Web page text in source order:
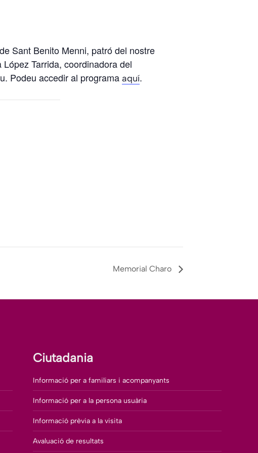
Sant Benito Menni, patró del nostre
Tarrida, coordinadora del
Podeu accedir al programa aquí.
Memorial Charo
Ciutadania
Informació per a familiars i acompanyants
Informació per a la persona usuària
Informació prèvia a la visita
Avaluació de resultats